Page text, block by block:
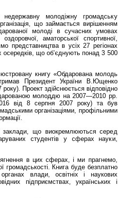
молодіжну громадську
що займається вирішенням
молоді в сучасних умовах
аматорської спортивної,
представництва в усіх 27 регіонах
осередків, що об’єднують понад 3 500
книгу «Обдарована молодь
Президент України В.Ющенко
Проект здійснюється відповідно
молоддю на 2007—2010 рр.
від 8 серпня 2007 року) та був
організаціями, профільними
заклади, що виокремлюються серед
студентів у сферах науки,
в цих сферах, і ми прагнемо,
громадськості. Книга буде безплатно
влади, освітніх і наукових
підприємствах, українських і